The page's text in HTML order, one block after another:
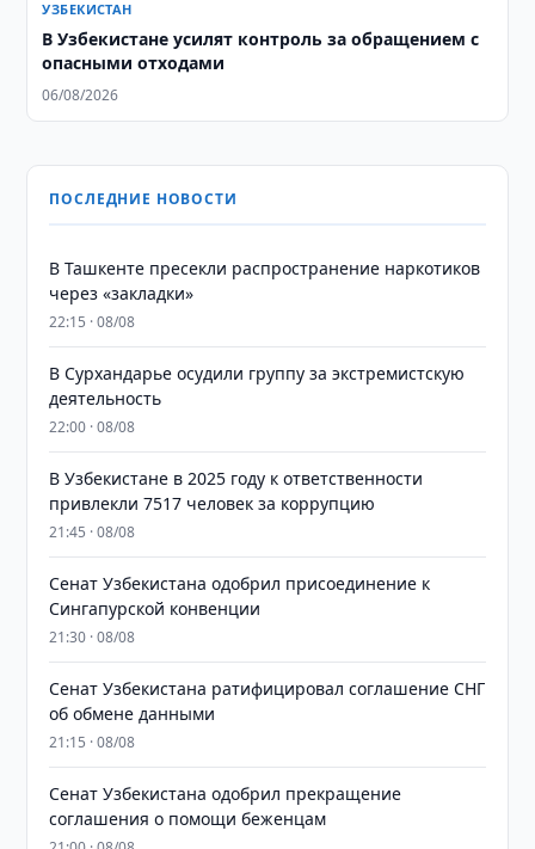
УЗБЕКИСТАН
В Узбекистане усилят контроль за обращением с
опасными отходами
06/08/2026
ПОСЛЕДНИЕ НОВОСТИ
В Ташкенте пресекли распространение наркотиков
через «закладки»
22:15 · 08/08
В Сурхандарье осудили группу за экстремистскую
деятельность
22:00 · 08/08
В Узбекистане в 2025 году к ответственности
привлекли 7517 человек за коррупцию
21:45 · 08/08
Сенат Узбекистана одобрил присоединение к
Сингапурской конвенции
21:30 · 08/08
Сенат Узбекистана ратифицировал соглашение СНГ
об обмене данными
21:15 · 08/08
Сенат Узбекистана одобрил прекращение
соглашения о помощи беженцам